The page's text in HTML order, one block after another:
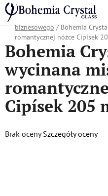
Przejść
do
treści
Home
/ Popularne kolekcje / Oferta
biznesowego / Bohemia
romantycznej nóżce Cipísek
Bohemia
wycinana
Cipísek 205
Średnia
Brak oceny Szczegóły oceny